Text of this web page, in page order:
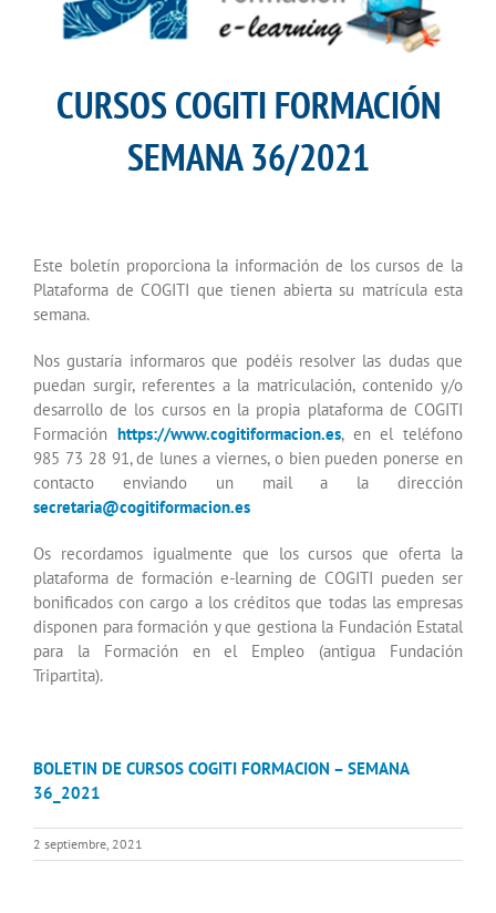
CURSOS COGITI FORMACIÓN
SEMANA 36/2021
Este boletín proporciona la información de los cursos de la
Plataforma de COGITI que tienen abierta su matrícula esta
semana.
Nos gustaría informaros que podéis resolver las dudas que
puedan surgir, referentes a la matriculación, contenido y/o
desarrollo de los cursos en la propia plataforma de COGITI
Formación https://www.cogitiformacion.es, en el teléfono
985 73 28 91, de lunes a viernes, o bien pueden ponerse en
contacto enviando un mail a la dirección
secretaria@cogitiformacion.es
Os recordamos igualmente que los cursos que oferta la
plataforma de formación e-learning de COGITI pueden ser
bonificados con cargo a los créditos que todas las empresas
disponen para formación y que gestiona la Fundación Estatal
para la Formación en el Empleo (antigua Fundación
Tripartita).
BOLETIN DE CURSOS COGITI FORMACION – SEMANA
36_2021
2 septiembre, 2021